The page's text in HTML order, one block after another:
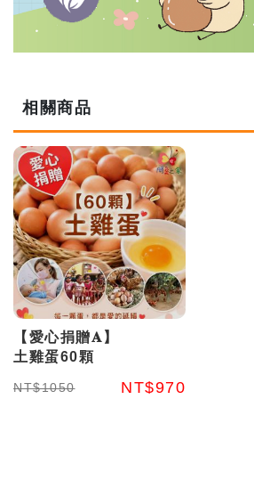
相關商品
【愛心捐贈𝐀】
土雞蛋60顆
NT$1050 NT$970